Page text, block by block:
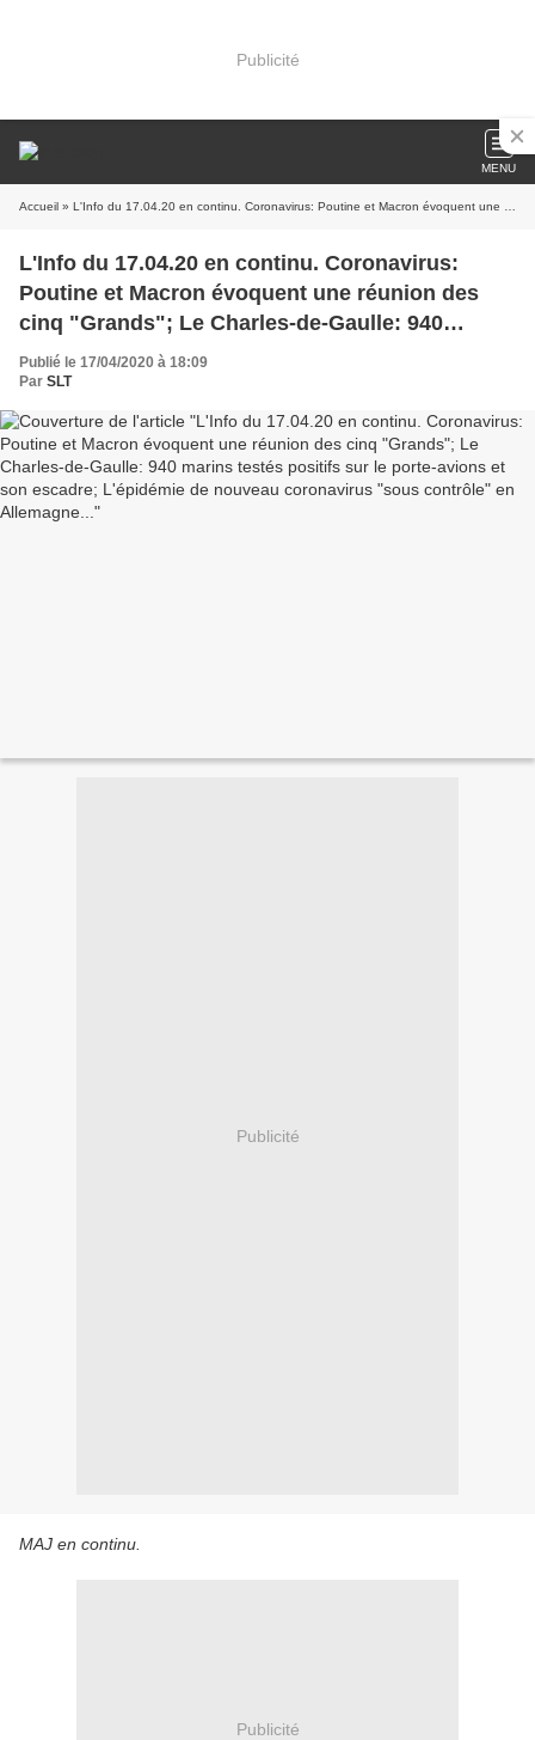
Publicité
MENU
Accueil » L'Info du 17.04.20 en continu. Coronavirus: Poutine et Macron évoquent une réunion des cinq "Grands"; Le Charles-de-Gaulle: 940 marins testés positifs sur le porte-avions et son escadre; L'épidémie de nouveau coronavirus "sous contrôle" en Allemagne...
L'Info du 17.04.20 en continu. Coronavirus:
Poutine et Macron évoquent une réunion des
cinq "Grands"; Le Charles-de-Gaulle: 940
marins testés positifs sur le porte-avions et son
escadre; L'épidémie de nouveau coronavirus
"sous contrôle" en Allemagne...
Publié le 17/04/2020 à 18:09
Par SLT
Publicité
MAJ en continu.
Publicité